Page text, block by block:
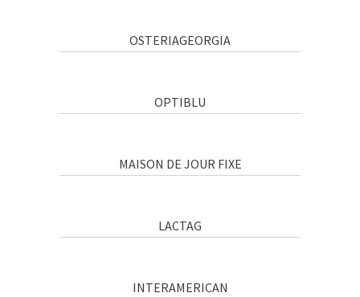
OSTERIAGEORGIA
OPTIBLU
MAISON DE JOUR FIXE
LACTAG
INTERAMERICAN